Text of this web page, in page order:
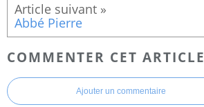
Abbé Pierre
COMMENTER CET ARTICLE
Ajouter un commentaire